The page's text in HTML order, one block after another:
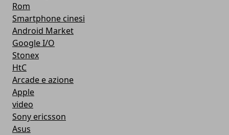
Rom
Smartphone cinesi
Android Market
Google I/O
Stonex
HtC
Arcade e azione
Apple
video
Sony ericsson
Asus